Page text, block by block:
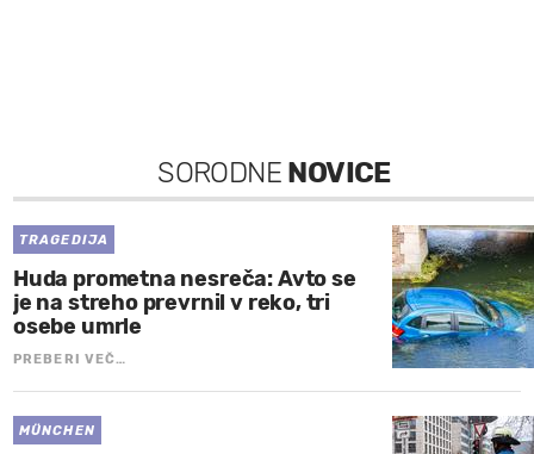
SORODNE NOVICE
TRAGEDIJA
Huda prometna nesreča: Avto se
je na streho prevrnil v reko, tri
osebe umrle
PREBERI VEČ…
MÜNCHEN